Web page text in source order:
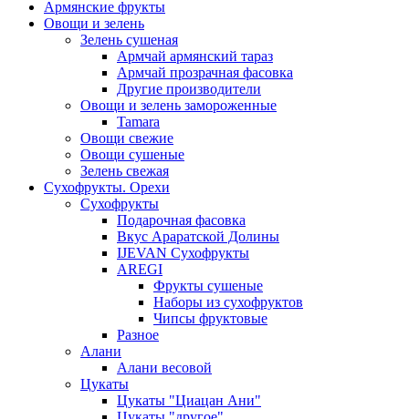
Армянские фрукты
Овощи и зелень
Зелень сушеная
Армчай армянский тараз
Армчай прозрачная фасовка
Другие производители
Овощи и зелень замороженные
Tamara
Овощи свежие
Овощи сушеные
Зелень свежая
Сухофрукты. Орехи
Сухофрукты
Подарочная фасовка
Вкус Араратской Долины
IJEVAN Сухофрукты
AREGI
Фрукты сушеные
Наборы из сухофруктов
Чипсы фруктовые
Разное
Алани
Алани весовой
Цукаты
Цукаты "Циацан Ани"